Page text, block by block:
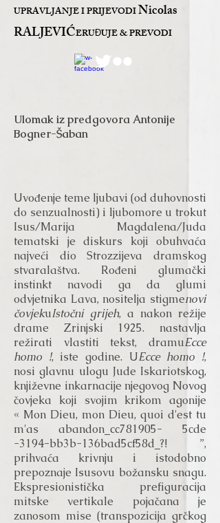
UPRAVLJANJE I PRIJEVODINicolas
RALJEVIĆERUĐUJE & PREVODI
Ulomak iz predgovora Antonije
Bogner-Šaban
Uvođenje teme ljubavi (od duhovnosti
do senzualnosti) i ljubomore u trokut
Isus/Marija Magdalena/Juda
tematski je diskurs koji obuhvaća
najveći dio Strozzijeva dramskog
stvaralaštva. Rođeni glumački
instinkt navodi ga da glumi
odvjetnika Lava, nositelja stigmenovi
čovjekuIstočni grijeh, a nakon režije
drame Zrinjski 1925. nastavlja
režirati vlastiti tekst, dramuEcce
homo !, iste godine. UEcce homo !,
nosi glavnu ulogu Jude Iskariotskog,
književne inkarnacije njegovog Novog
čovjeka koji svojim krikom agonije
« Mon Dieu, mon Dieu, quoi d'est tu
m'as abandon_cc781905- 5cde
-3194-bb3b-136bad5cf58d_?! ”,
prihvaća krivnju i istodobno
prepoznaje Isusovu božansku snagu.
Ekspresionistička prefiguracija
mitske vertikale pojačana je
zanosom mise (transpozicija grčkog